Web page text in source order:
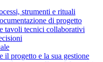
strumenti e rituali
di progetto
tavoli tecnici collaborativi
il progetto e la sua gestione